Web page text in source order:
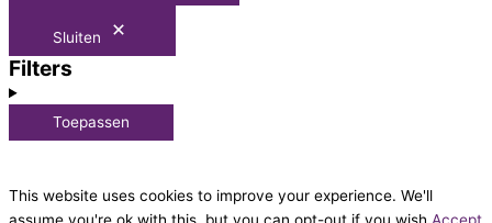
Sluiten
Filters
Toepassen
This website uses cookies to improve your experience. We'll
assume you're ok with this, but you can opt-out if you wish.Accept